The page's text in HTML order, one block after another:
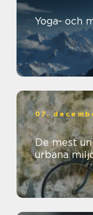
Yoga- och
07.
De mest
urbana